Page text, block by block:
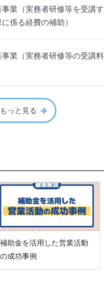
業（実務者研修等を受講す
係る経費の補助）
業（実務者研修等の受講料
っと見る
補助金を活用した営業活動
の成功事例